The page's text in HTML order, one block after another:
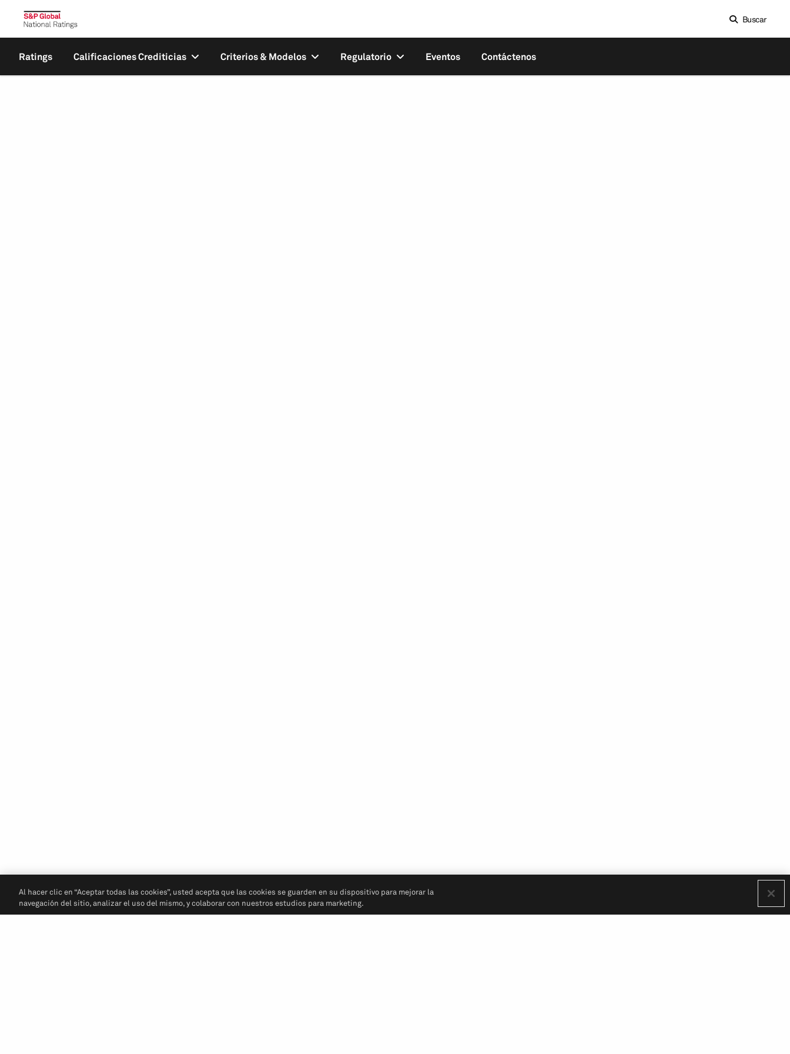
Buscar
Ratings Calificaciones Crediticias Criterios & Modelos Regulatorio Eventos Contáctenos
Al hacer clic en “Aceptar todas las cookies”, usted acepta que las cookies se guarden en su dispositivo para mejorar la
navegación del sitio, analizar el uso del mismo, y colaborar con nuestros estudios para marketing.